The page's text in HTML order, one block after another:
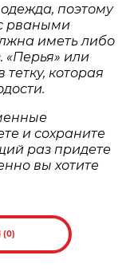
одежда, поэтому
рваными
иметь либо
«Перья» или
которая
и сохраните
раз придете
вы хотите